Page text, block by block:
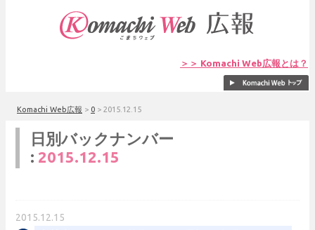
＞＞ Komachi Web広報とは？
Komachi Web広報 > 0 > 2015.12.15
日別バックナンバー
: 2015.12.15
2015.12.15